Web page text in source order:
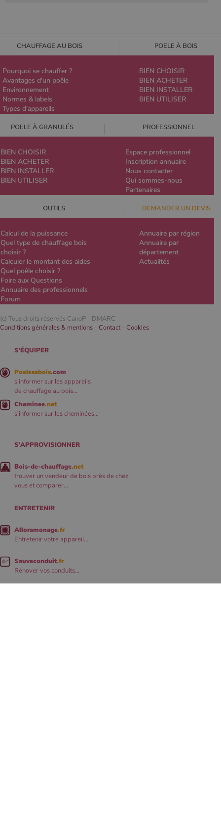
CHAUFFAGE AU BOIS POELE À BOIS
Pourquoi se chauffer ?
Avantages d'un poêle
Environnement
Normes & labels
Types d'appareils
BIEN CHOISIR
BIEN ACHETER
BIEN INSTALLER
BIEN UTILISER
POELE À GRANULÉS PROFESSIONNEL
BIEN CHOISIR
BIEN ACHETER
BIEN INSTALLER
BIEN UTILISER
Espace professionnel
Inscription annuaire
Nous contacter
Qui sommes-nous
Partenaires
OUTILS DEMANDER UN DEVIS
Calcul de la puissance
Quel type de chauffage bois
choisir ?
Calculer le montant des aides
Quel poêle choisir ?
Foire aux Questions
Annuaire des professionnels
Forum
Annuaire par région
Annuaire par
département
Actualités
(c) Tous droits réservés CanoP - DMARC
Conditions générales & mentions - Contact- Cookies
S'ÉQUIPER
Poelesabois.com
s'informer sur les appareils
de chauffage au bois...
Cheminee.net
s'informer sur les cheminées...
S'APPROVISIONNER
Bois-de-chauffage.net
trouver un vendeur de bois près de chez
vous et comparer...
ENTRETENIR
Alloramonage.fr
Entretenir votre appareil...
Sauveconduit.fr
Rénover vos conduits...